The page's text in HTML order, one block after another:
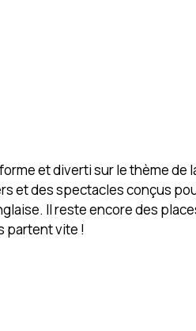
et diverti sur le thème de
et des spectacles conçus
Il reste encore des
partent vite !